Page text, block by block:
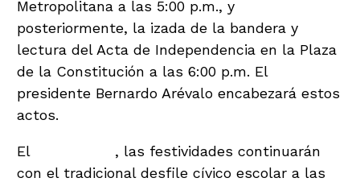
Metropolitana a las 5:00 p.m., y
posteriormente, la izada de la bandera y
lectura del Acta de Independencia en la Plaza
de la Constitución a las 6:00 p.m. El
presidente Bernardo Arévalo encabezará estos
actos.
El
, las festividades continuarán
con el tradicional desfile cívico escolar a las